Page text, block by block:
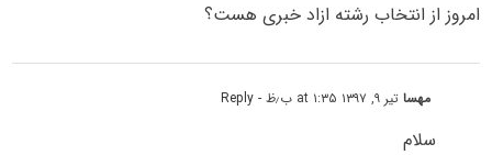
امروز از انتخاب رشته ازاد خبری هست؟
مهساتیر ۹, ۱۳۹۷ at ۱:۳۵ ب٫ظ - Reply
سلام